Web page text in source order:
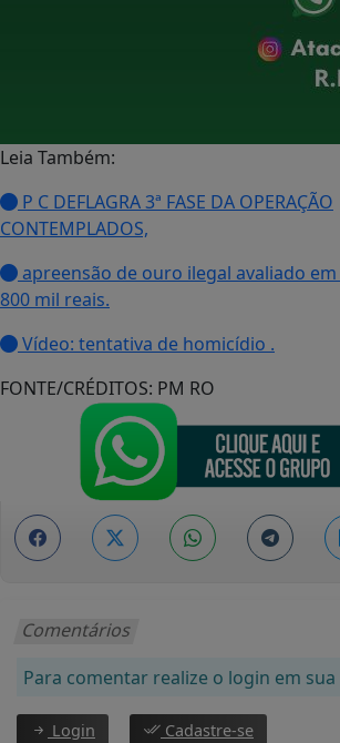
Leia Também:
P C DEFLAGRA 3ª FASE DA OPERAÇÃO
CONTEMPLADOS,
apreensão de ouro ilegal avaliado
800 mil reais.
Vídeo: tentativa de homicídio .
FONTE/CRÉDITOS: PM RO
Comentários
Para comentar realize o login em sua
Login Cadastre-se